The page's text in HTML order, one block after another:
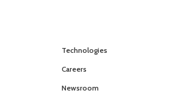
Technologies
Careers
Newsroom